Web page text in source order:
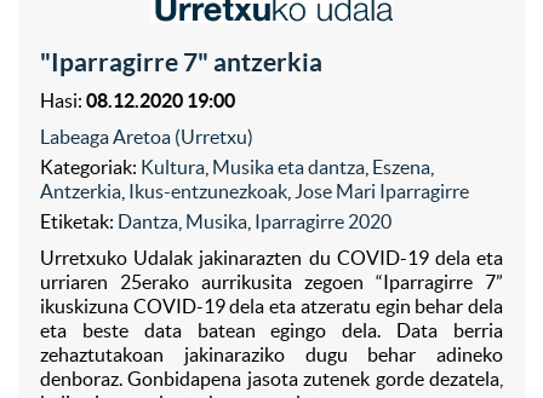
"Iparragirre 7" antzerkia
Hasi: 08.12.2020 19:00
Labeaga Aretoa (Urretxu)
Kategoriak: Kultura Musika eta dantza Eszena
Antzerkia Ikus-entzunezkoak Jose Mari Iparragirre
Etiketak: Dantza Musika Iparragirre 2020
Urretxuko Udalak jakinarazten du COVID-19 dela eta
urriaren 25erako aurrikusita zegoen “Iparragirre 7”
ikuskizuna COVID-19 dela eta atzeratu egin behar dela
eta beste data batean egingo dela. Data berria
zehaztutakoan jakinaraziko dugu behar adineko
denboraz. Gonbidapena jasota zutenek gorde dezatela,